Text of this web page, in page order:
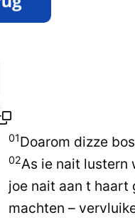
01Doarom dizze
02As ie nait lustern
joe nait aan t haart
machten –